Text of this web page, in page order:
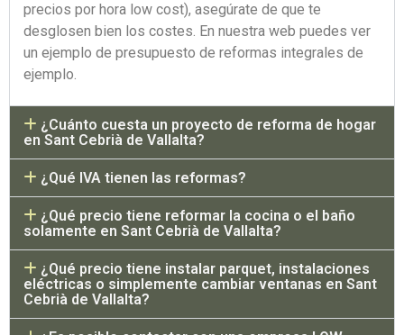
precios por hora low cost), asegúrate de que te
desglosen bien los costes. En nuestra web puedes ver
un ejemplo de presupuesto de reformas integrales de
ejemplo.
¿Cuánto cuesta un proyecto de reforma de hogar
en Sant Cebrià de Vallalta?
¿Qué IVA tienen las reformas?
¿Qué precio tiene reformar la cocina o el baño
solamente en Sant Cebrià de Vallalta?
¿Qué precio tiene instalar parquet, instalaciones
eléctricas o simplemente cambiar ventanas en Sant
Cebrià de Vallalta?